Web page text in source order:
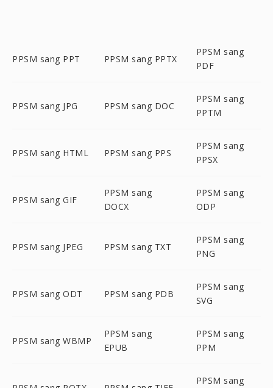
PPSM sang PPT PPSM sang PPTX
PPSM sang
PDF
PPSM sang JPG PPSM sang DOC
PPSM sang
PPTM
PPSM sang HTML PPSM sang PPS
PPSM sang
PPSX
PPSM sang GIF
PPSM sang
DOCX
PPSM sang
ODP
PPSM sang JPEG PPSM sang TXT
PPSM sang
PNG
PPSM sang ODT PPSM sang PDB
PPSM sang
SVG
PPSM sang WBMP
PPSM sang
EPUB
PPSM sang
PPM
PPSM sang